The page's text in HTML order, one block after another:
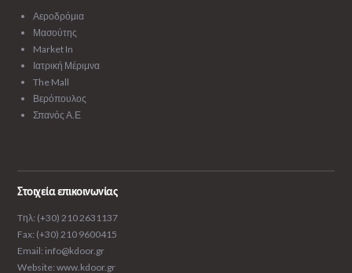
Αεροδρόμια
Μασούτης
Market In
Ιατρική Μέριμνα
The Mall
Βερόπουλος
Σπανός Α.Ε
Στοιχεία επικοινωνίας
Tηλ: (+30) 210 2631137
Fax: (+30) 210 9600415
Email: info@kdoor.gr
Website: www.kdoor.gr